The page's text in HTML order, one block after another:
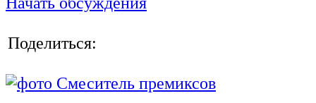
Поделиться: